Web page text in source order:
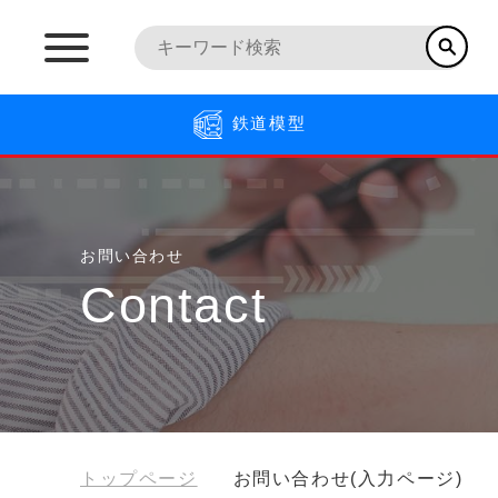
鉄道模型
お問い合わせ
Contact
トップページ お問い合わせ(入力ページ)